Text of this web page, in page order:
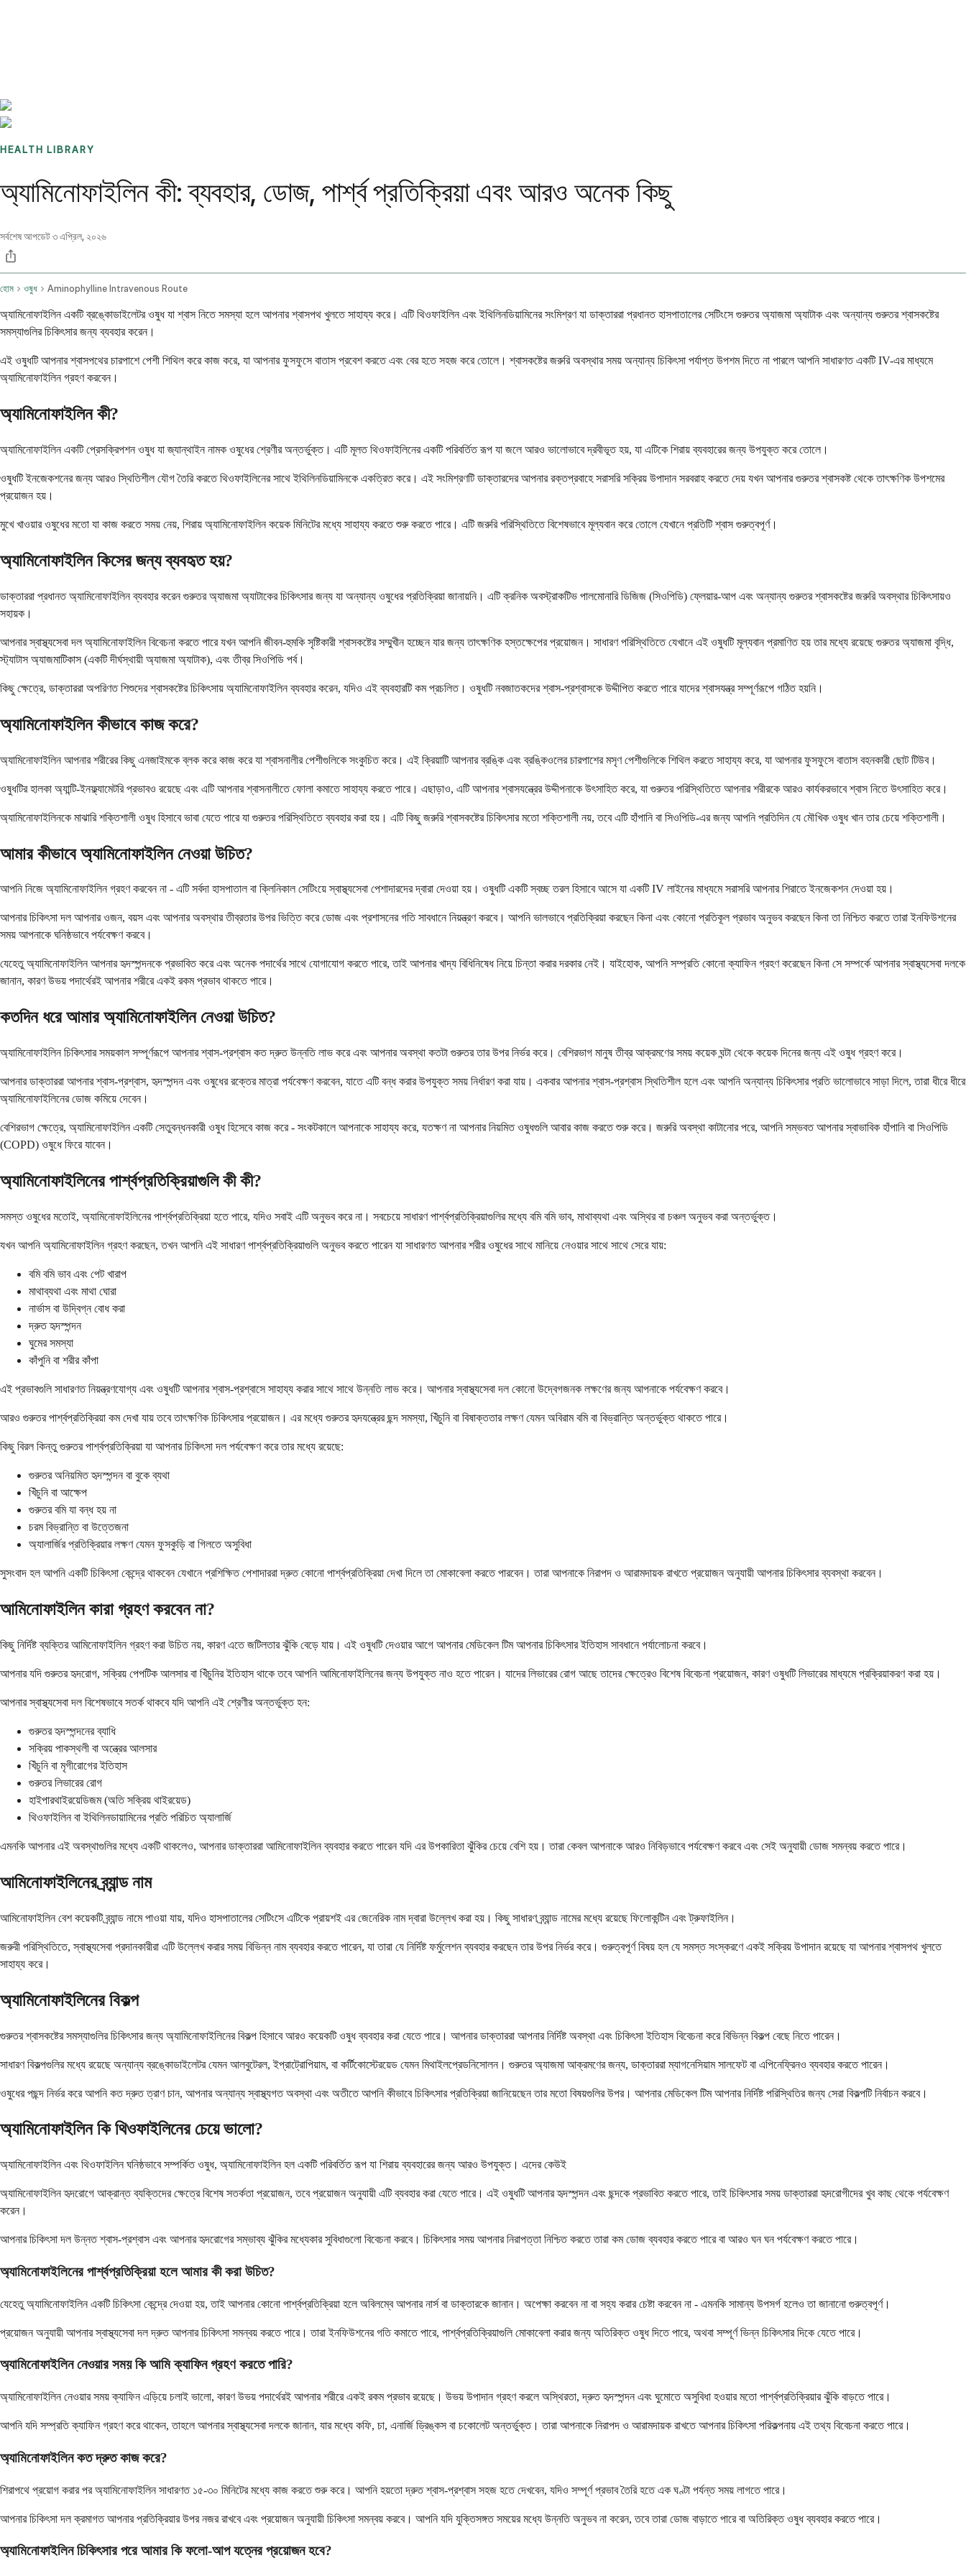
HEALTH LIBRARY
অ্যামিনোফাইলিন কী: ব্যবহার, ডোজ, পার্শ্ব প্রতিক্রিয়া এবং আরও অনেক কিছু
সর্বশেষ আপডেট৩ এপ্রিল, ২০২৬
হোম ওষুধ Aminophylline Intravenous Route
অ্যামিনোফাইলিন একটি ব্রঙ্কোডাইলেটর ওষুধ যা শ্বাস নিতে সমস্যা হলে আপনার শ্বাসপথ খুলতে সাহায্য করে। এটি থিওফাইলিন এবং ইথিলিনডিয়ামিনের সংমিশ্রণ যা ডাক্তাররা প্রধানত হাসপাতালের সেটিংসে গুরুতর অ্যাজমা অ্যাটাক এবং অন্যান্য গুরুতর শ্বাসকষ্টের
সমস্যাগুলির চিকিৎসার জন্য ব্যবহার করেন।
এই ওষুধটি আপনার শ্বাসপথের চারপাশে পেশী শিথিল করে কাজ করে, যা আপনার ফুসফুসে বাতাস প্রবেশ করতে এবং বের হতে সহজ করে তোলে। শ্বাসকষ্টের জরুরি অবস্থার সময় অন্যান্য চিকিৎসা পর্যাপ্ত উপশম দিতে না পারলে আপনি সাধারণত একটি IV-এর মাধ্যমে
অ্যামিনোফাইলিন গ্রহণ করবেন।
অ্যামিনোফাইলিন কী?
অ্যামিনোফাইলিন একটি প্রেসক্রিপশন ওষুধ যা জ্যান্থাইন নামক ওষুধের শ্রেণীর অন্তর্ভুক্ত। এটি মূলত থিওফাইলিনের একটি পরিবর্তিত রূপ যা জলে আরও ভালোভাবে দ্রবীভূত হয়, যা এটিকে শিরায় ব্যবহারের জন্য উপযুক্ত করে তোলে।
ওষুধটি ইনজেকশনের জন্য আরও স্থিতিশীল যৌগ তৈরি করতে থিওফাইলিনের সাথে ইথিলিনডিয়ামিনকে একত্রিত করে। এই সংমিশ্রণটি ডাক্তারদের আপনার রক্তপ্রবাহে সরাসরি সক্রিয় উপাদান সরবরাহ করতে দেয় যখন আপনার গুরুতর শ্বাসকষ্ট থেকে তাৎক্ষণিক উপশমের
প্রয়োজন হয়।
মুখে খাওয়ার ওষুধের মতো যা কাজ করতে সময় নেয়, শিরায় অ্যামিনোফাইলিন কয়েক মিনিটের মধ্যে সাহায্য করতে শুরু করতে পারে। এটি জরুরি পরিস্থিতিতে বিশেষভাবে মূল্যবান করে তোলে যেখানে প্রতিটি শ্বাস গুরুত্বপূর্ণ।
অ্যামিনোফাইলিন কিসের জন্য ব্যবহৃত হয়?
ডাক্তাররা প্রধানত অ্যামিনোফাইলিন ব্যবহার করেন গুরুতর অ্যাজমা অ্যাটাকের চিকিৎসার জন্য যা অন্যান্য ওষুধের প্রতিক্রিয়া জানায়নি। এটি ক্রনিক অবস্ট্রাকটিভ পালমোনারি ডিজিজ (সিওপিডি) ফ্লেয়ার-আপ এবং অন্যান্য গুরুতর শ্বাসকষ্টের জরুরি অবস্থার চিকিৎসায়ও
সহায়ক।
আপনার স্বাস্থ্যসেবা দল অ্যামিনোফাইলিন বিবেচনা করতে পারে যখন আপনি জীবন-হুমকি সৃষ্টিকারী শ্বাসকষ্টের সম্মুখীন হচ্ছেন যার জন্য তাৎক্ষণিক হস্তক্ষেপের প্রয়োজন। সাধারণ পরিস্থিতিতে যেখানে এই ওষুধটি মূল্যবান প্রমাণিত হয় তার মধ্যে রয়েছে গুরুতর অ্যাজমা বৃদ্ধি,
স্ট্যাটাস অ্যাজমাটিকাস (একটি দীর্ঘস্থায়ী অ্যাজমা অ্যাটাক), এবং তীব্র সিওপিডি পর্ব।
কিছু ক্ষেত্রে, ডাক্তাররা অপরিণত শিশুদের শ্বাসকষ্টের চিকিৎসায় অ্যামিনোফাইলিন ব্যবহার করেন, যদিও এই ব্যবহারটি কম প্রচলিত। ওষুধটি নবজাতকদের শ্বাস-প্রশ্বাসকে উদ্দীপিত করতে পারে যাদের শ্বাসযন্ত্র সম্পূর্ণরূপে গঠিত হয়নি।
অ্যামিনোফাইলিন কীভাবে কাজ করে?
অ্যামিনোফাইলিন আপনার শরীরের কিছু এনজাইমকে ব্লক করে কাজ করে যা শ্বাসনালীর পেশীগুলিকে সংকুচিত করে। এই ক্রিয়াটি আপনার ব্রঙ্কি এবং ব্রঙ্কিওলের চারপাশের মসৃণ পেশীগুলিকে শিথিল করতে সাহায্য করে, যা আপনার ফুসফুসে বাতাস বহনকারী ছোট টিউব।
ওষুধটির হালকা অ্যান্টি-ইনফ্ল্যামেটরি প্রভাবও রয়েছে এবং এটি আপনার শ্বাসনালীতে ফোলা কমাতে সাহায্য করতে পারে। এছাড়াও, এটি আপনার শ্বাসযন্ত্রের উদ্দীপনাকে উৎসাহিত করে, যা গুরুতর পরিস্থিতিতে আপনার শরীরকে আরও কার্যকরভাবে শ্বাস নিতে উৎসাহিত করে।
অ্যামিনোফাইলিনকে মাঝারি শক্তিশালী ওষুধ হিসাবে ভাবা যেতে পারে যা গুরুতর পরিস্থিতিতে ব্যবহার করা হয়। এটি কিছু জরুরি শ্বাসকষ্টের চিকিৎসার মতো শক্তিশালী নয়, তবে এটি হাঁপানি বা সিওপিডি-এর জন্য আপনি প্রতিদিন যে মৌখিক ওষুধ খান তার চেয়ে শক্তিশালী।
আমার কীভাবে অ্যামিনোফাইলিন নেওয়া উচিত?
আপনি নিজে অ্যামিনোফাইলিন গ্রহণ করবেন না - এটি সর্বদা হাসপাতাল বা ক্লিনিকাল সেটিংয়ে স্বাস্থ্যসেবা পেশাদারদের দ্বারা দেওয়া হয়। ওষুধটি একটি স্বচ্ছ তরল হিসাবে আসে যা একটি IV লাইনের মাধ্যমে সরাসরি আপনার শিরাতে ইনজেকশন দেওয়া হয়।
আপনার চিকিৎসা দল আপনার ওজন, বয়স এবং আপনার অবস্থার তীব্রতার উপর ভিত্তি করে ডোজ এবং প্রশাসনের গতি সাবধানে নিয়ন্ত্রণ করবে। আপনি ভালভাবে প্রতিক্রিয়া করছেন কিনা এবং কোনো প্রতিকূল প্রভাব অনুভব করছেন কিনা তা নিশ্চিত করতে তারা ইনফিউশনের
সময় আপনাকে ঘনিষ্ঠভাবে পর্যবেক্ষণ করবে।
যেহেতু অ্যামিনোফাইলিন আপনার হৃদস্পন্দনকে প্রভাবিত করে এবং অনেক পদার্থের সাথে যোগাযোগ করতে পারে, তাই আপনার খাদ্য বিধিনিষেধ নিয়ে চিন্তা করার দরকার নেই। যাইহোক, আপনি সম্প্রতি কোনো ক্যাফিন গ্রহণ করেছেন কিনা সে সম্পর্কে আপনার স্বাস্থ্যসেবা দলকে
জানান, কারণ উভয় পদার্থেরই আপনার শরীরে একই রকম প্রভাব থাকতে পারে।
কতদিন ধরে আমার অ্যামিনোফাইলিন নেওয়া উচিত?
অ্যামিনোফাইলিন চিকিৎসার সময়কাল সম্পূর্ণরূপে আপনার শ্বাস-প্রশ্বাস কত দ্রুত উন্নতি লাভ করে এবং আপনার অবস্থা কতটা গুরুতর তার উপর নির্ভর করে। বেশিরভাগ মানুষ তীব্র আক্রমণের সময় কয়েক ঘন্টা থেকে কয়েক দিনের জন্য এই ওষুধ গ্রহণ করে।
আপনার ডাক্তাররা আপনার শ্বাস-প্রশ্বাস, হৃদস্পন্দন এবং ওষুধের রক্তের মাত্রা পর্যবেক্ষণ করবেন, যাতে এটি বন্ধ করার উপযুক্ত সময় নির্ধারণ করা যায়। একবার আপনার শ্বাস-প্রশ্বাস স্থিতিশীল হলে এবং আপনি অন্যান্য চিকিৎসার প্রতি ভালোভাবে সাড়া দিলে, তারা ধীরে ধীরে
অ্যামিনোফাইলিনের ডোজ কমিয়ে দেবেন।
বেশিরভাগ ক্ষেত্রে, অ্যামিনোফাইলিন একটি সেতুবন্ধনকারী ওষুধ হিসেবে কাজ করে - সংকটকালে আপনাকে সাহায্য করে, যতক্ষণ না আপনার নিয়মিত ওষুধগুলি আবার কাজ করতে শুরু করে। জরুরি অবস্থা কাটানোর পরে, আপনি সম্ভবত আপনার স্বাভাবিক হাঁপানি বা সিওপিডি
(COPD) ওষুধে ফিরে যাবেন।
অ্যামিনোফাইলিনের পার্শ্বপ্রতিক্রিয়াগুলি কী কী?
সমস্ত ওষুধের মতোই, অ্যামিনোফাইলিনের পার্শ্বপ্রতিক্রিয়া হতে পারে, যদিও সবাই এটি অনুভব করে না। সবচেয়ে সাধারণ পার্শ্বপ্রতিক্রিয়াগুলির মধ্যে বমি বমি ভাব, মাথাব্যথা এবং অস্থির বা চঞ্চল অনুভব করা অন্তর্ভুক্ত।
যখন আপনি অ্যামিনোফাইলিন গ্রহণ করছেন, তখন আপনি এই সাধারণ পার্শ্বপ্রতিক্রিয়াগুলি অনুভব করতে পারেন যা সাধারণত আপনার শরীর ওষুধের সাথে মানিয়ে নেওয়ার সাথে সাথে সেরে যায়:
বমি বমি ভাব এবং পেট খারাপ
মাথাব্যথা এবং মাথা ঘোরা
নার্ভাস বা উদ্বিগ্ন বোধ করা
দ্রুত হৃদস্পন্দন
ঘুমের সমস্যা
কাঁপুনি বা শরীর কাঁপা
এই প্রভাবগুলি সাধারণত নিয়ন্ত্রণযোগ্য এবং ওষুধটি আপনার শ্বাস-প্রশ্বাসে সাহায্য করার সাথে সাথে উন্নতি লাভ করে। আপনার স্বাস্থ্যসেবা দল কোনো উদ্বেগজনক লক্ষণের জন্য আপনাকে পর্যবেক্ষণ করবে।
আরও গুরুতর পার্শ্বপ্রতিক্রিয়া কম দেখা যায় তবে তাৎক্ষণিক চিকিৎসার প্রয়োজন। এর মধ্যে গুরুতর হৃদযন্ত্রের ছন্দ সমস্যা, খিঁচুনি বা বিষাক্ততার লক্ষণ যেমন অবিরাম বমি বা বিভ্রান্তি অন্তর্ভুক্ত থাকতে পারে।
কিছু বিরল কিন্তু গুরুতর পার্শ্বপ্রতিক্রিয়া যা আপনার চিকিৎসা দল পর্যবেক্ষণ করে তার মধ্যে রয়েছে:
গুরুতর অনিয়মিত হৃদস্পন্দন বা বুকে ব্যথা
খিঁচুনি বা আক্ষেপ
গুরুতর বমি যা বন্ধ হয় না
চরম বিভ্রান্তি বা উত্তেজনা
অ্যালার্জির প্রতিক্রিয়ার লক্ষণ যেমন ফুসকুড়ি বা গিলতে অসুবিধা
সুসংবাদ হল আপনি একটি চিকিৎসা কেন্দ্রে থাকবেন যেখানে প্রশিক্ষিত পেশাদাররা দ্রুত কোনো পার্শ্বপ্রতিক্রিয়া দেখা দিলে তা মোকাবেলা করতে পারবেন। তারা আপনাকে নিরাপদ ও আরামদায়ক রাখতে প্রয়োজন অনুযায়ী আপনার চিকিৎসার ব্যবস্থা করবেন।
আমিনোফাইলিন কারা গ্রহণ করবেন না?
কিছু নির্দিষ্ট ব্যক্তির আমিনোফাইলিন গ্রহণ করা উচিত নয়, কারণ এতে জটিলতার ঝুঁকি বেড়ে যায়। এই ওষুধটি দেওয়ার আগে আপনার মেডিকেল টিম আপনার চিকিৎসার ইতিহাস সাবধানে পর্যালোচনা করবে।
আপনার যদি গুরুতর হৃদরোগ, সক্রিয় পেপটিক আলসার বা খিঁচুনির ইতিহাস থাকে তবে আপনি আমিনোফাইলিনের জন্য উপযুক্ত নাও হতে পারেন। যাদের লিভারের রোগ আছে তাদের ক্ষেত্রেও বিশেষ বিবেচনা প্রয়োজন, কারণ ওষুধটি লিভারের মাধ্যমে প্রক্রিয়াকরণ করা হয়।
আপনার স্বাস্থ্যসেবা দল বিশেষভাবে সতর্ক থাকবে যদি আপনি এই শ্রেণীর অন্তর্ভুক্ত হন:
গুরুতর হৃদস্পন্দনের ব্যাধি
সক্রিয় পাকস্থলী বা অন্ত্রের আলসার
খিঁচুনি বা মৃগীরোগের ইতিহাস
গুরুতর লিভারের রোগ
হাইপারথাইরয়েডিজম (অতি সক্রিয় থাইরয়েড)
থিওফাইলিন বা ইথিলিনডায়ামিনের প্রতি পরিচিত অ্যালার্জি
এমনকি আপনার এই অবস্থাগুলির মধ্যে একটি থাকলেও, আপনার ডাক্তাররা আমিনোফাইলিন ব্যবহার করতে পারেন যদি এর উপকারিতা ঝুঁকির চেয়ে বেশি হয়। তারা কেবল আপনাকে আরও নিবিড়ভাবে পর্যবেক্ষণ করবে এবং সেই অনুযায়ী ডোজ সমন্বয় করতে পারে।
আমিনোফাইলিনের ব্র্যান্ড নাম
আমিনোফাইলিন বেশ কয়েকটি ব্র্যান্ড নামে পাওয়া যায়, যদিও হাসপাতালের সেটিংসে এটিকে প্রায়শই এর জেনেরিক নাম দ্বারা উল্লেখ করা হয়। কিছু সাধারণ ব্র্যান্ড নামের মধ্যে রয়েছে ফিলোকন্টিন এবং ট্রুফাইলিন।
জরুরী পরিস্থিতিতে, স্বাস্থ্যসেবা প্রদানকারীরা এটি উল্লেখ করার সময় বিভিন্ন নাম ব্যবহার করতে পারেন, যা তারা যে নির্দিষ্ট ফর্মুলেশন ব্যবহার করছেন তার উপর নির্ভর করে। গুরুত্বপূর্ণ বিষয় হল যে সমস্ত সংস্করণে একই সক্রিয় উপাদান রয়েছে যা আপনার শ্বাসপথ খুলতে
সাহায্য করে।
অ্যামিনোফাইলিনের বিকল্প
গুরুতর শ্বাসকষ্টের সমস্যাগুলির চিকিৎসার জন্য অ্যামিনোফাইলিনের বিকল্প হিসাবে আরও কয়েকটি ওষুধ ব্যবহার করা যেতে পারে। আপনার ডাক্তাররা আপনার নির্দিষ্ট অবস্থা এবং চিকিৎসা ইতিহাস বিবেচনা করে বিভিন্ন বিকল্প বেছে নিতে পারেন।
সাধারণ বিকল্পগুলির মধ্যে রয়েছে অন্যান্য ব্রঙ্কোডাইলেটর যেমন আলবুটেরল, ইপ্রাট্রোপিয়াম, বা কর্টিকোস্টেরয়েড যেমন মিথাইলপ্রেডনিসোলন। গুরুতর অ্যাজমা আক্রমণের জন্য, ডাক্তাররা ম্যাগনেসিয়াম সালফেট বা এপিনেফ্রিনও ব্যবহার করতে পারেন।
ওষুধের পছন্দ নির্ভর করে আপনি কত দ্রুত ত্রাণ চান, আপনার অন্যান্য স্বাস্থ্যগত অবস্থা এবং অতীতে আপনি কীভাবে চিকিৎসার প্রতিক্রিয়া জানিয়েছেন তার মতো বিষয়গুলির উপর। আপনার মেডিকেল টিম আপনার নির্দিষ্ট পরিস্থিতির জন্য সেরা বিকল্পটি নির্বাচন করবে।
অ্যামিনোফাইলিন কি থিওফাইলিনের চেয়ে ভালো?
অ্যামিনোফাইলিন এবং থিওফাইলিন ঘনিষ্ঠভাবে সম্পর্কিত ওষুধ, অ্যামিনোফাইলিন হল একটি পরিবর্তিত রূপ যা শিরায় ব্যবহারের জন্য আরও উপযুক্ত। এদের কেউই
অ্যামিনোফাইলিন হৃদরোগে আক্রান্ত ব্যক্তিদের ক্ষেত্রে বিশেষ সতর্কতা প্রয়োজন, তবে প্রয়োজন অনুযায়ী এটি ব্যবহার করা যেতে পারে। এই ওষুধটি আপনার হৃদস্পন্দন এবং ছন্দকে প্রভাবিত করতে পারে, তাই চিকিৎসার সময় ডাক্তাররা হৃদরোগীদের খুব কাছ থেকে পর্যবেক্ষণ
করেন।
আপনার চিকিৎসা দল উন্নত শ্বাস-প্রশ্বাস এবং আপনার হৃদরোগের সম্ভাব্য ঝুঁকির মধ্যেকার সুবিধাগুলো বিবেচনা করবে। চিকিৎসার সময় আপনার নিরাপত্তা নিশ্চিত করতে তারা কম ডোজ ব্যবহার করতে পারে বা আরও ঘন ঘন পর্যবেক্ষণ করতে পারে।
অ্যামিনোফাইলিনের পার্শ্বপ্রতিক্রিয়া হলে আমার কী করা উচিত?
যেহেতু অ্যামিনোফাইলিন একটি চিকিৎসা কেন্দ্রে দেওয়া হয়, তাই আপনার কোনো পার্শ্বপ্রতিক্রিয়া হলে অবিলম্বে আপনার নার্স বা ডাক্তারকে জানান। অপেক্ষা করবেন না বা সহ্য করার চেষ্টা করবেন না - এমনকি সামান্য উপসর্গ হলেও তা জানানো গুরুত্বপূর্ণ।
প্রয়োজন অনুযায়ী আপনার স্বাস্থ্যসেবা দল দ্রুত আপনার চিকিৎসা সমন্বয় করতে পারে। তারা ইনফিউশনের গতি কমাতে পারে, পার্শ্বপ্রতিক্রিয়াগুলি মোকাবেলা করার জন্য অতিরিক্ত ওষুধ দিতে পারে, অথবা সম্পূর্ণ ভিন্ন চিকিৎসার দিকে যেতে পারে।
অ্যামিনোফাইলিন নেওয়ার সময় কি আমি ক্যাফিন গ্রহণ করতে পারি?
অ্যামিনোফাইলিন নেওয়ার সময় ক্যাফিন এড়িয়ে চলাই ভালো, কারণ উভয় পদার্থেরই আপনার শরীরে একই রকম প্রভাব রয়েছে। উভয় উপাদান গ্রহণ করলে অস্থিরতা, দ্রুত হৃদস্পন্দন এবং ঘুমোতে অসুবিধা হওয়ার মতো পার্শ্বপ্রতিক্রিয়ার ঝুঁকি বাড়তে পারে।
আপনি যদি সম্প্রতি ক্যাফিন গ্রহণ করে থাকেন, তাহলে আপনার স্বাস্থ্যসেবা দলকে জানান, যার মধ্যে কফি, চা, এনার্জি ড্রিঙ্কস বা চকোলেট অন্তর্ভুক্ত। তারা আপনাকে নিরাপদ ও আরামদায়ক রাখতে আপনার চিকিৎসা পরিকল্পনায় এই তথ্য বিবেচনা করতে পারে।
অ্যামিনোফাইলিন কত দ্রুত কাজ করে?
শিরাপথে প্রয়োগ করার পর অ্যামিনোফাইলিন সাধারণত ১৫-৩০ মিনিটের মধ্যে কাজ করতে শুরু করে। আপনি হয়তো দ্রুত শ্বাস-প্রশ্বাস সহজ হতে দেখবেন, যদিও সম্পূর্ণ প্রভাব তৈরি হতে এক ঘণ্টা পর্যন্ত সময় লাগতে পারে।
আপনার চিকিৎসা দল ক্রমাগত আপনার প্রতিক্রিয়ার উপর নজর রাখবে এবং প্রয়োজন অনুযায়ী চিকিৎসা সমন্বয় করবে। আপনি যদি যুক্তিসঙ্গত সময়ের মধ্যে উন্নতি অনুভব না করেন, তবে তারা ডোজ বাড়াতে পারে বা অতিরিক্ত ওষুধ ব্যবহার করতে পারে।
অ্যামিনোফাইলিন চিকিৎসার পরে আমার কি ফলো-আপ যত্নের প্রয়োজন হবে?